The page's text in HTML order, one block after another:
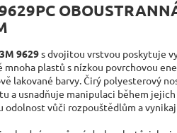
3M 9629s dvojitou vrstvou poskytuje
mnoha plastů s nízkou povrchovou
lakované barvy. Čirý polyesterový
a usnadňuje manipulaci během
odolnost vůči rozpouštědlům a